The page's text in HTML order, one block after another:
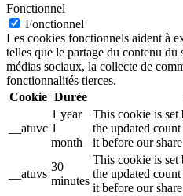
Fonctionnel
Fonctionnel
Les cookies fonctionnels aident à
telles que le partage du contenu du
médias sociaux, la collecte de
fonctionnalités tierces.
Cookie Durée
__atuvc
1 year
1
month
This cookie is set
the updated
it before our
__atuvs
30
minutes
This cookie is set
the updated
it before our